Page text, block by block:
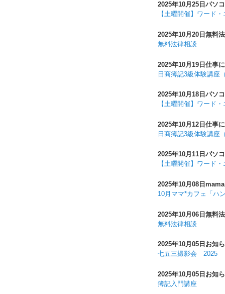
2025年10月25日 パソ
【土曜開催】ワード
2025年10月20日 無料
無料法律相談
2025年10月19日仕事
日商簿記3級体験講座
2025年10月18日 パソ
【土曜開催】ワード
2025年10月12日 仕事
日商簿記3級体験講座
2025年10月11日 パソ
【土曜開催】ワード
2025年10月08日
10月ママ*カフェ「ハ
2025年10月06日 無料
無料法律相談
2025年10月05日 お知
七五三撮影会 2025
2025年10月05日 お知
簿記入門講座